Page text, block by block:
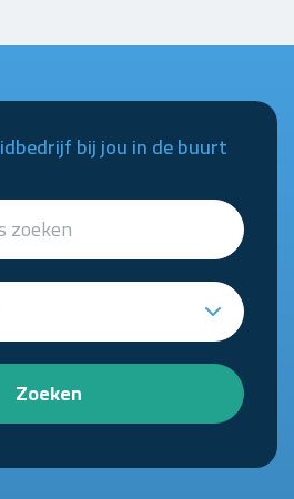
bij jou in de buurt
Zoeken